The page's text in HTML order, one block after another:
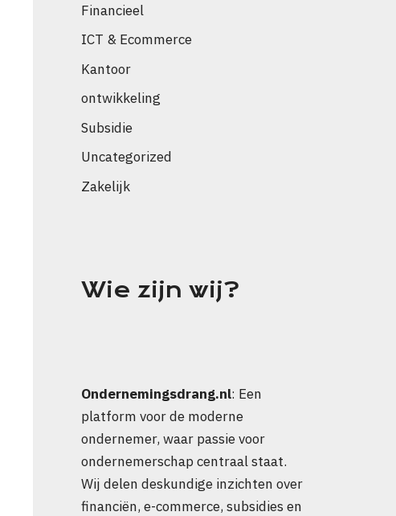
Financieel
ICT & Ecommerce
Kantoor
ontwikkeling
Subsidie
Uncategorized
Zakelijk
Wie zijn wij?
Ondernemingsdrang.nl: Een
platform voor de moderne
ondernemer, waar passie voor
ondernemerschap centraal staat.
Wij delen deskundige inzichten over
financiën, e-commerce, subsidies en